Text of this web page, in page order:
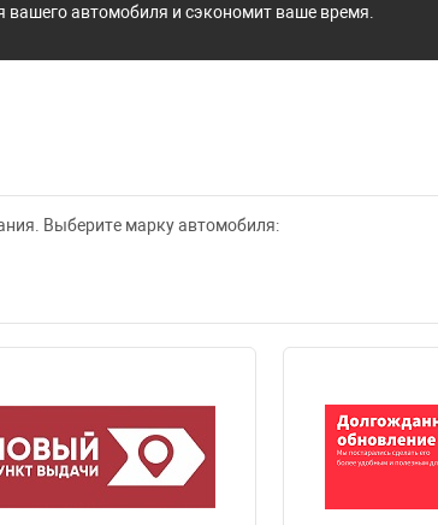
вашего автомобиля и сэкономит ваше время.
Выберите марку автомобиля: